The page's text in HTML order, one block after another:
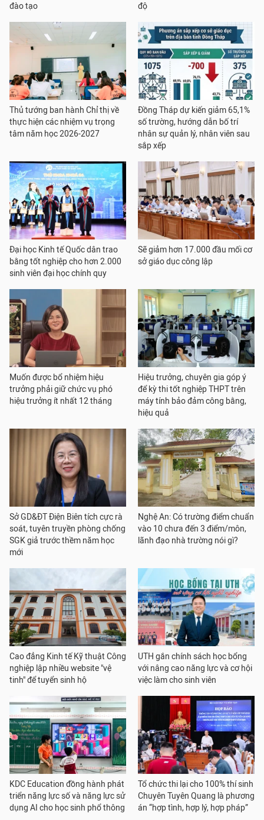
đào tạo
độ
Thủ tướng ban hành Chỉ thị về
thực hiện các nhiệm vụ trọng
tâm năm học 2026-2027
Đồng Tháp dự kiến giảm 65,1%
số trường, hướng dẫn bố trí
nhân sự quản lý, nhân viên sau
sắp xếp
Đại học Kinh tế Quốc dân trao
bằng tốt nghiệp cho hơn 2.000
sinh viên đại học chính quy
Sẽ giảm hơn 17.000 đầu mối cơ
sở giáo dục công lập
Muốn được bổ nhiệm hiệu
trưởng phải giữ chức vụ phó
hiệu trưởng ít nhất 12 tháng
Hiệu trưởng, chuyên gia góp ý
để kỳ thi tốt nghiệp THPT trên
máy tính bảo đảm công bằng,
hiệu quả
Sở GD&ĐT Điện Biên tích cực rà
soát, tuyên truyền phòng chống
SGK giả trước thềm năm học
mới
Nghệ An: Có trường điểm chuẩn
vào 10 chưa đến 3 điểm/môn,
lãnh đạo nhà trường nói gì?
Cao đẳng Kinh tế Kỹ thuật Công
nghiệp lập nhiều website "vệ
tinh" để tuyển sinh hộ
UTH gắn chính sách học bổng
với nâng cao năng lực và cơ hội
việc làm cho sinh viên
KDC Education đồng hành phát
triển năng lực số và năng lực sử
dụng AI cho học sinh phổ thông
Tổ chức thi lại cho 100% thí sinh
Chuyên Tuyên Quang là phương
án “hợp tình, hợp lý, hợp pháp”